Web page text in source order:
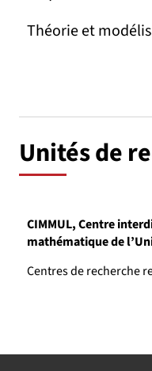
Théorie et
Unités de
CIMMUL, Centre
mathématique de
Centres de recherche